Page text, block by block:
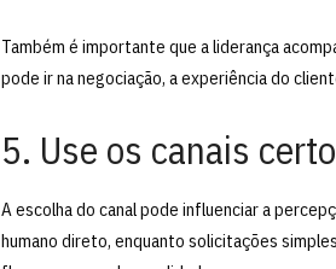
Também é importante que a liderança
pode ir na negociação, a experiência do
5. Use os canais
A escolha do canal pode influenciar a
humano direto, enquanto solicitações